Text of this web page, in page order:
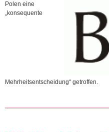
Polen eine
„konsequente
Mehrheitsentscheidung“ getroffen.